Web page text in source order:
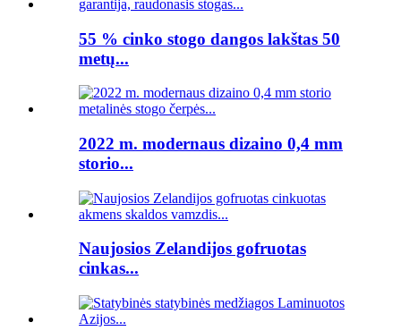
55 % cinko stogo dangos lakštas 50
metų...
2022 m. modernaus dizaino 0,4 mm
storio...
Naujosios Zelandijos gofruotas
cinkas...